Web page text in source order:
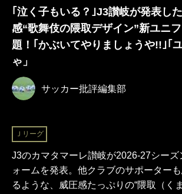
｢泣く子もいる？｣J3讃岐が発表し
感“歌舞伎の隈取デザイン”新ユニ
題！｢かぶいてやりましょうや!!｣｢
ゃ」
サッカー批評編集部
Ｊリーグ
J3のカマタマーレ讃岐が2026-27シーズ
ォームを発表。他クラブのサポーター
るような、威圧感たっぷりの“隈取（く